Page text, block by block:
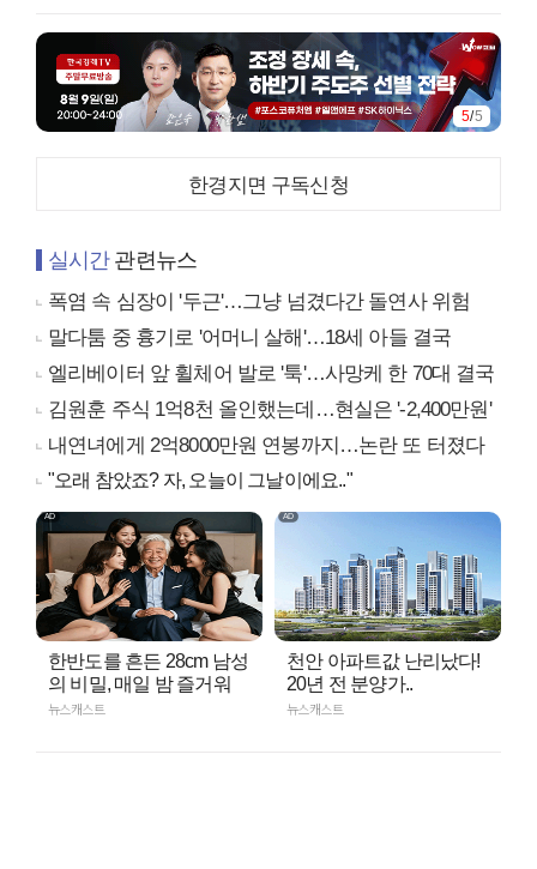
5/5
한경지면 구독신청
실시간관련뉴스
폭염 속 심장이 '두근'…그냥 넘겼다간 돌연사 위험
말다툼 중 흉기로 '어머니 살해'…18세 아들 결국
엘리베이터 앞 휠체어 발로 '툭'…사망케 한 70대 결국
김원훈 주식 1억8천 올인했는데…현실은 '-2,400만원'
내연녀에게 2억8000만원 연봉까지…논란 또 터졌다
"오래 참았죠? 자, 오늘이 그날이에요.."
한반도를 흔든 28cm 남성
의 비밀, 매일 밤 즐거워
뉴스캐스트
천안 아파트값 난리났다!
20년 전 분양가..
뉴스캐스트